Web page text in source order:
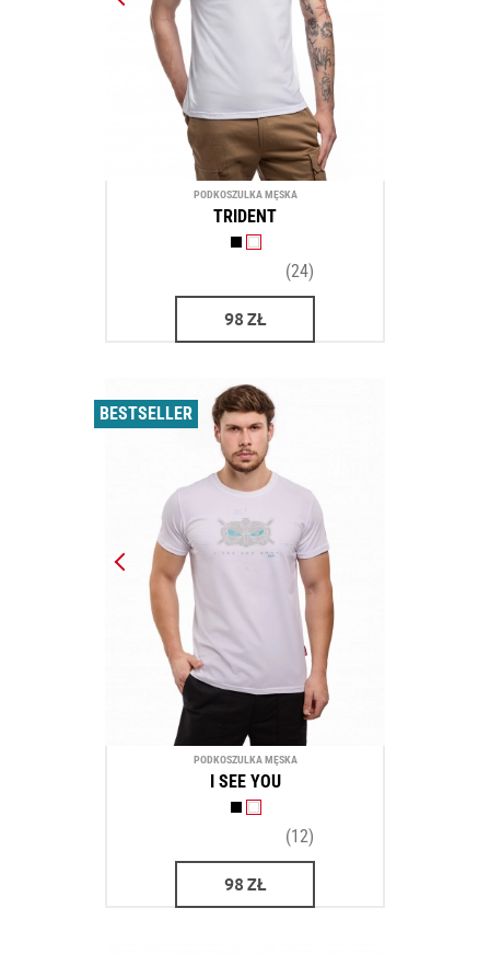
PODKOSZULKA MĘSKA
TRIDENT
(24)
98 ZŁ
BESTSELLER
PODKOSZULKA MĘSKA
I SEE YOU
(12)
98 ZŁ